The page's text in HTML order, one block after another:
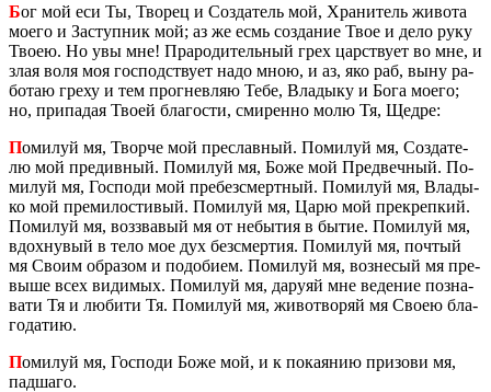
Бог мой еси Ты, Тво­рец и Со­зда­тель мой, Хра­ни­тель жи­во­та
моего и За­ступ­ник мой; аз же есмь со­зда­ние Твое и дело руку
Твоею. Но увы мне! Пра­ро­ди­тель­ный грех цар­ству­ет во мне, и
злая воля моя гос­под­ству­ет надо мною, и аз, яко раб, выну ра­
бо­таю греху и тем про­гнев­ляю Тебе, Вла­ды­ку и Бога моего;
но, при­па­дая Твоей бла­го­сти, сми­рен­но молю Тя, Щедре:
Поми­луй мя, Твор­че мой пре­слав­ный. По­ми­луй мя, Со­зда­те­
лю мой пре­див­ный. По­ми­луй мя, Боже мой Пред­веч­ный. По­
ми­луй мя, Гос­по­ди мой пре­без­смерт­ный. По­ми­луй мя, Вла­ды­
ко мой пре­ми­ло­сти­вый. По­ми­луй мя, Царю мой пре­креп­кий.
По­ми­луй мя, воз­зва­вый мя от небы­тия в бытие. По­ми­луй мя,
вдох­ну­вый в тело мое дух без­смер­тия. По­ми­луй мя, по­чтый
мя Своим об­ра­зом и по­до­би­ем. По­ми­луй мя, воз­не­сый мя пре­
вы­ше всех ви­ди­мых. По­ми­луй мя, да­ру­яй мне ве­де­ние по­зна­
ва­ти Тя и лю­би­ти Тя. По­ми­луй мя, жи­во­тво­ряй мя Своею бла­
го­да­тию.
Поми­луй мя, Гос­по­ди Боже мой, и к по­ка­я­нию при­зо­ви мя,
пад­ша­го.